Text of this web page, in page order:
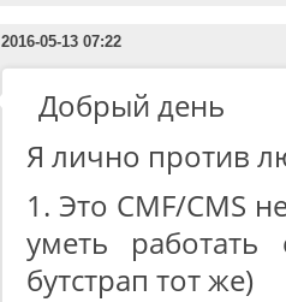
2016-05-13 07:22
Добрый день
Я лично против
1. Это CMF/CMS
уметь
бутстрап тот же)